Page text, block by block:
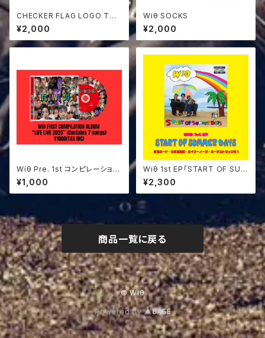
CHECKER FLAG LOGO TO
WEL
¥2,000
Wiθ SOCKS
¥2,000
Wiθ Pre. 1st コンピレーション
アルバム ”LIFE LIVE 2025”
¥1,000
Wiθ 1st EP「START OF SUM
MER DAYS」
¥2,300
商品一覧に戻る
© Wiθ
Powered by